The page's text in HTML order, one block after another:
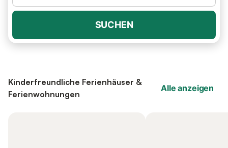
SUCHEN
Kinderfreundliche Ferienhäuser &
Ferienwohnungen
Alle anzeigen